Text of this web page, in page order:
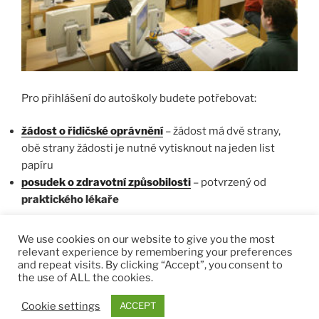
Pro přihlášení do autoškoly budete potřebovat:
žádost o řidičské oprávnění– žádost má dvě strany,
obě strany žádosti je nutné vytisknout na jeden list
papíru
posudek o zdravotní způsobilosti – potvrzený od
praktického lékaře
Formuláře si také můžete vyzvednout přímo
v autoškole.
We use cookies on our website to give you the most
relevant experience by remembering your preferences
and repeat visits. By clicking “Accept”, you consent to
the use of ALL the cookies.
Cookie settings ACCEPT